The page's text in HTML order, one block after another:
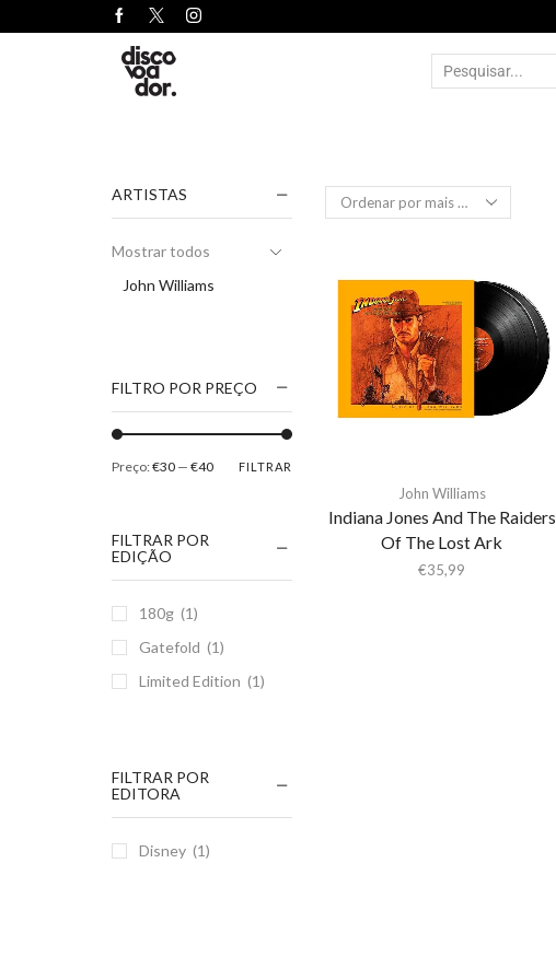
John Williams
Indiana Jones And The Raiders
Of The Lost Ark
€35,99
ARTISTAS
Mostrar todos
John Williams
FILTRO POR PREÇO
FILTRAR
Preço:€30 — €40
FILTRAR POR
EDIÇÃO
180g (1)
Gatefold (1)
Limited Edition (1)
FILTRAR POR
EDITORA
Disney (1)